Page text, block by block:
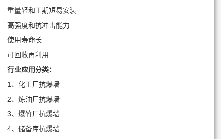
重量轻和工期短易安装
高强度和抗冲击能力
使用寿命长
可回收再利用
行业应用分类：
1、化工厂抗爆墙
2、炼油厂抗爆墙
3、爆竹厂抗爆墙
4、储备库抗爆墙